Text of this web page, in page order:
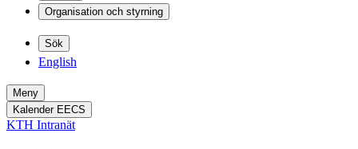
Organisation och styrning
Sök
English
Meny
Kalender EECS
KTH Intranät